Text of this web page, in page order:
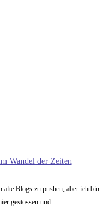
Wandel der Zeiten
Blogs zu pushen, aber ich bin
gestossen und..…